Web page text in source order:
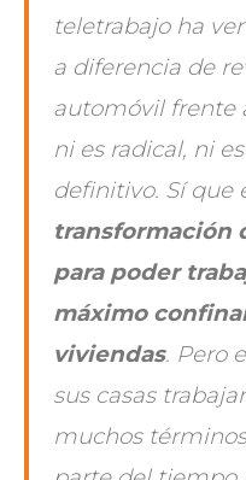
teletrabajo ha
a diferencia de
automóvil frente
ni es radical, ni
definitivo. Sí que
transformación
para poder
máximo
viviendas. Pero
sus casas
muchos